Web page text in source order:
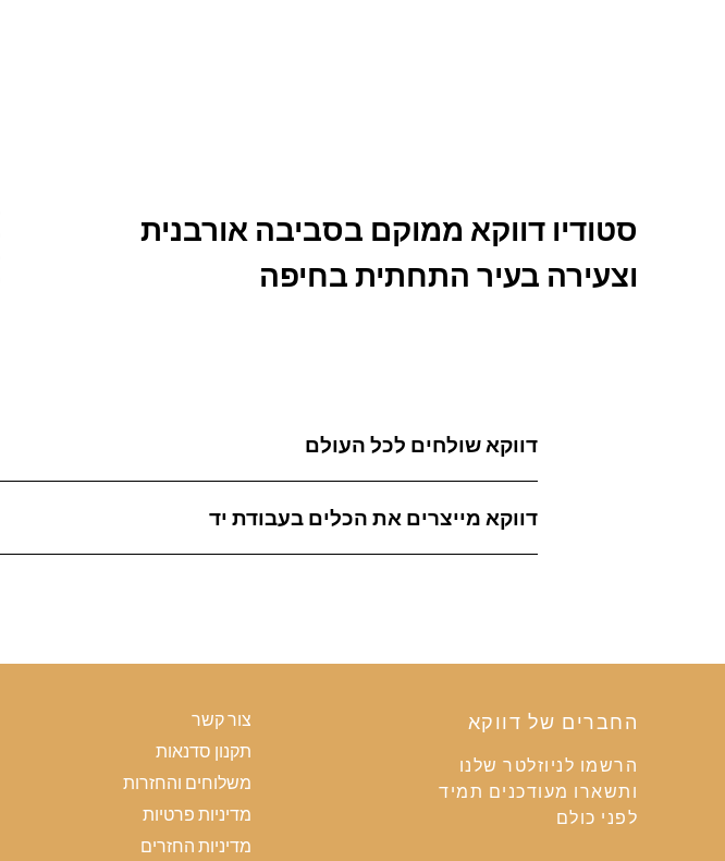
סטודיו דווקא ממוקם בסביבה אורבנית
וצעירה בעיר התחתית בחיפה
דווקא שולחים לכל העולם
דווקא מייצרים את הכלים בעבודת יד
החברים של דווקא
הרשמו לניוזלטר שלנו
ותשארו מעודכנים תמיד
לפני כולם
צור קשר
תקנון סדנאות
משלוחים והחזרות
מדיניות פרטיות
מדיניות החזרים